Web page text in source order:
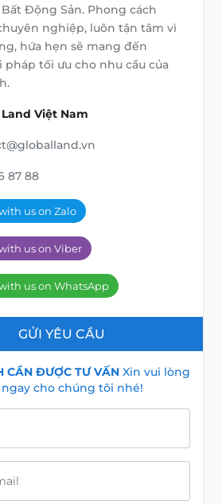
Động Sản. Phong cách
nghiệp, luôn tận tâm vì
hứa hẹn sẽ mang đến
pháp tối ưu cho nhu cầu của
Việt Nam
87 88
us on Zalo
us on Viber
us on WhatsApp
GỬI YÊU CẦU
CẦN ĐƯỢC TƯ VẤNXin vui lòng
cho chúng tôi nhé!